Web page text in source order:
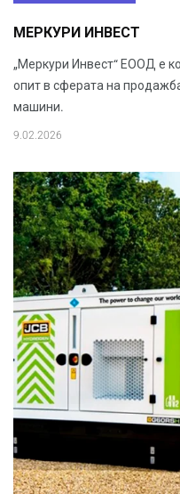
МЕРКУРИ ИНВЕСТ
„Меркури Инвест“ ЕООД е
опит в сферата на
машини.
9.02.2026